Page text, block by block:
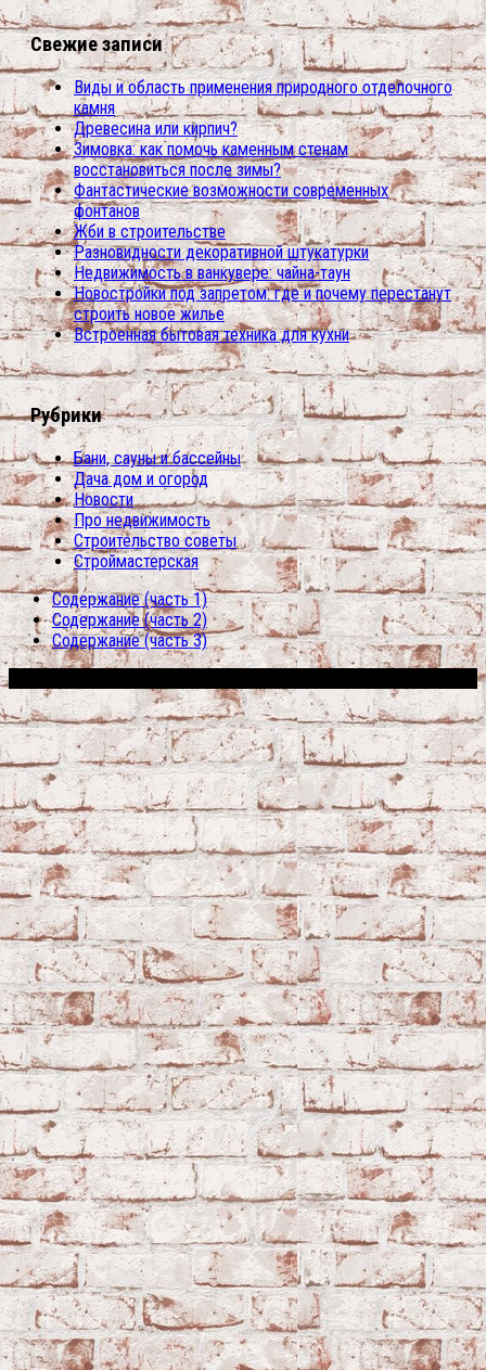
Свежие записи
Виды и область применения природного отделочного
камня
Древесина или кирпич?
Зимовка: как помочь каменным стенам
восстановиться после зимы?
Фантастические возможности современных
фонтанов
Жби в строительстве
Разновидности декоративной штукатурки
Недвижимость в ванкувере: чайна-таун
Новостройки под запретом: где и почему перестанут
строить новое жилье
Встроенная бытовая техника для кухни
Рубрики
Бани, сауны и бассейны
Дача дом и огород
Новости
Про недвижимость
Строительство советы
Строймастерская
Содержание (часть 1)
Содержание (часть 2)
Содержание (часть 3)